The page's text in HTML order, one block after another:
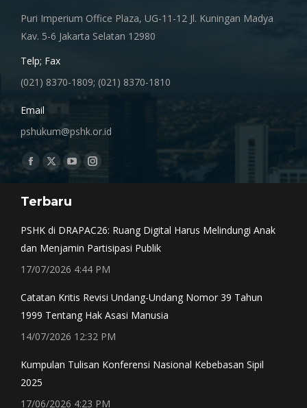
Puri Imperium Office Plaza, UG-11-12 Jl. Kuningan Madya
Kav. 5-6 Jakarta Selatan 12980
Telp; Fax
(021) 8370-1809; (021) 8370-1810
Email
pshukum@pshk.or.id
Find us on:
Facebook
opens
window
X
opens
window
YouTube
opens
Instagram
window
Terbaru
PSHK di DRAPAC26: Ruang Digital Harus Melindungi Anak
dan Menjamin Partisipasi Publik
17/07/2026 4:44 PM
Catatan Kritis Revisi Undang-Undang Nomor 39 Tahun
1999 Tentang Hak Asasi Manusia
14/07/2026 12:32 PM
Kumpulan Tulisan Konferensi Nasional Kebebasan Sipil
2025
17/06/2026 4:23 PM